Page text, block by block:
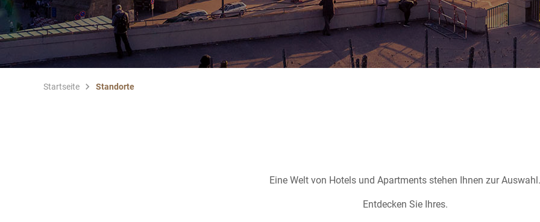
Startseite Standorte
Eine Welt von Hotels und Apartments stehen Ihnen zur Auswahl.
Entdecken Sie Ihres.